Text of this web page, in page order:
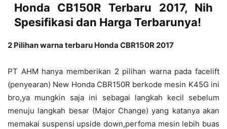
Honda CB150R Terbaru 2017, Nih
Spesifikasi dan Harga Terbarunya!
2 Pilihan warna terbaru Honda CBR150R 2017
PT AHM hanya memberikan 2 pilihan warna pada facelift
(penyearan) New Honda CBR150R berkode mesin K45G ini
bro,ya mungkin saja ini sebagai langkah kecil sebelum
menuju langkah besar (Major Change) yang katanya akan
memakai suspensi upside down,perfoma mesin lebih buas